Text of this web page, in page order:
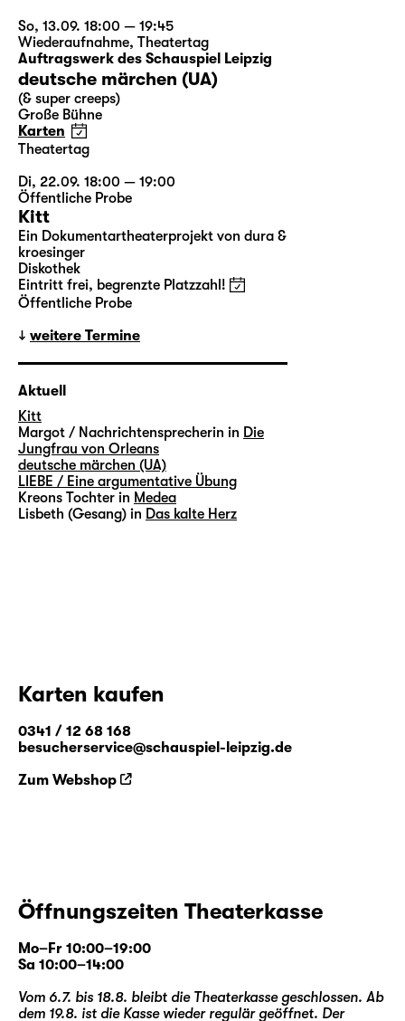
So, 13.09. 18:00 — 19:45
Wiederaufnahme, Theatertag
Auftragswerk des Schauspiel Leipzig
deutsche märchen (UA)
(& super creeps)
Große Bühne
Karten
Theatertag
Di, 22.09. 18:00 — 19:00
Öffentliche Probe
Kitt
Ein Dokumentartheaterprojekt von dura &
kroesinger
Diskothek
Eintritt frei, begrenzte Platzzahl!
Öffentliche Probe
weitere Termine
Aktuell
Kitt
Margot / Nachrichtensprecherin in Die
Jungfrau von Orleans
deutsche märchen (UA)
LIEBE / Eine argumentative Übung
Kreons Tochter in Medea
Lisbeth (Gesang) in Das kalte Herz
Karten kaufen
0341 / 12 68 168
besucherservice@schauspiel-leipzig.de
Zum Webshop
Öffnungszeiten Theaterkasse
Mo–Fr 10:00–19:00
Sa 10:00–14:00
Vom 6.7. bis 18.8. bleibt die Theaterkasse geschlossen. Ab
dem 19.8. ist die Kasse wieder regulär geöffnet. Der